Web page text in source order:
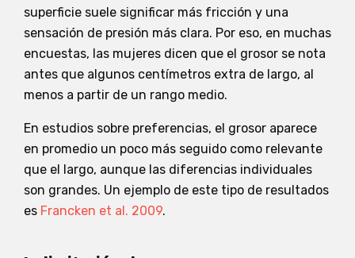
superficie suele significar más fricción y una
sensación de presión más clara. Por eso, en muchas
encuestas, las mujeres dicen que el grosor se nota
antes que algunos centímetros extra de largo, al
menos a partir de un rango medio.
En estudios sobre preferencias, el grosor aparece
en promedio un poco más seguido como relevante
que el largo, aunque las diferencias individuales
son grandes. Un ejemplo de este tipo de resultados
es Francken et al. 2009.